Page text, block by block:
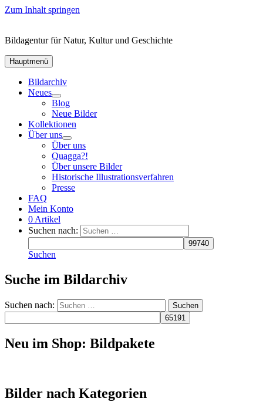
Zum Inhalt springen
Bildagentur für Natur, Kultur und Geschichte
Hauptmenü
Bildarchiv
Neues
Blog
Neue Bilder
Kollektionen
Über uns
Über uns
Quagga?!
Über unsere Bilder
Historische Illustrationsverfahren
Presse
FAQ
Mein Konto
0 Artikel
Suchen nach:
Suchen
Suche im Bildarchiv
Suchen nach:
Neu im Shop: Bildpakete
Bilder nach Kategorien